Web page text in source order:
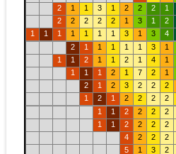
2
1 1 3 1 2 2 2
1
2
2 2 2 2 1 3 1
2
1
1 1 1 1 1 1 3 1 3
4
2
1 1 1 1 1 3
1
1
1 2 1 1 2 1 4
1
1
1 1 2 1 7 2
1
2
1 2 3 2 2
2
1
2 1 2 2 2
2
1
1 2 2 2
2
1
1 2 2 2
2
4
2 2
2
5
1 3
2